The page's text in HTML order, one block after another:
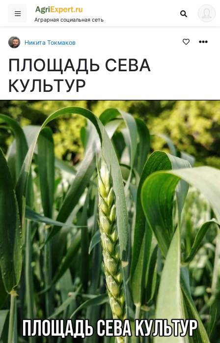
Аграрная социальная сеть
Никита Токмаков
ПЛОЩАДЬ СЕВА
КУЛЬТУР